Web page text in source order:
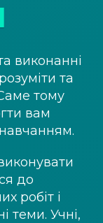
виконанні
та
тому
вам
до
робіт і
теми. Учні,